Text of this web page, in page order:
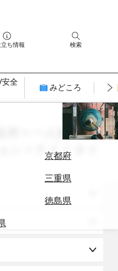
ち情報 検索
全
みどころ
京都府
三重県
徳島県
所 × 一人旅 × 10
ン × ナイトタイ